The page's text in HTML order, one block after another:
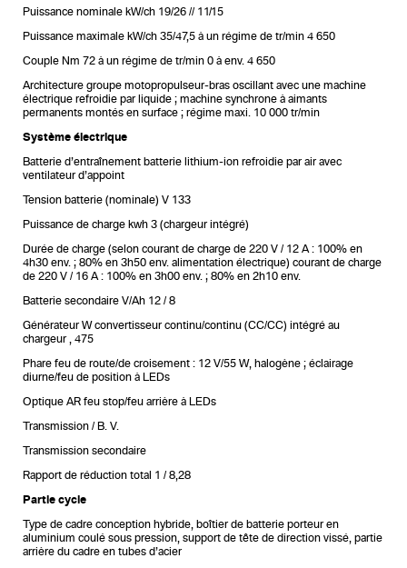
Puissance nominale kW/ch 19/26 // 11/15
Puissance maximale kW/ch 35/47,5 à un régime de tr/min 4 650
Couple Nm 72 à un régime de tr/min 0 à env. 4 650
Architecture groupe motopropulseur-bras oscillant avec une machine
électrique refroidie par liquide ; machine synchrone à aimants
permanents montés en surface ; régime maxi. 10 000 tr/min
Système électrique
Batterie d’entraînement batterie lithium-ion refroidie par air avec
ventilateur d’appoint
Tension batterie (nominale) V 133
Puissance de charge kwh 3 (chargeur intégré)
Durée de charge (selon courant de charge de 220 V / 12 A : 100% en
4h30 env. ; 80% en 3h50 env. alimentation électrique) courant de charge
de 220 V / 16 A : 100% en 3h00 env. ; 80% en 2h10 env.
Batterie secondaire V/Ah 12 / 8
Générateur W convertisseur continu/continu (CC/CC) intégré au
chargeur , 475
Phare feu de route/de croisement : 12 V/55 W, halogène ; éclairage
diurne/feu de position à LEDs
Optique AR feu stop/feu arrière à LEDs
Transmission / B. V.
Transmission secondaire
Rapport de réduction total 1 / 8,28
Partie cycle
Type de cadre conception hybride, boîtier de batterie porteur en
aluminium coulé sous pression, support de tête de direction vissé, partie
arrière du cadre en tubes d’acier